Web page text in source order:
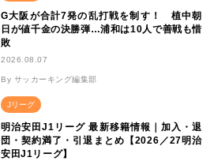
G大阪が合計7発の乱打戦を制す！ 植中朝
日が値千金の決勝弾…浦和は10人で善戦も惜
敗
2026.08.07
By サッカーキング編集部
Jリーグ
明治安田J1リーグ 最新移籍情報｜加入・退
団・契約満了・引退まとめ【2026／27明治
安田J1リーグ】